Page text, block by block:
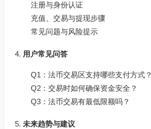
注册与身份认证
充值、交易与提现步骤
常见问题与风险提示
用户常见问答
Q1：法币交易区支持哪些支付方式？
Q2：交易时如何确保资金安全？
Q3：法币交易有最低限额吗？
未来趋势与建议